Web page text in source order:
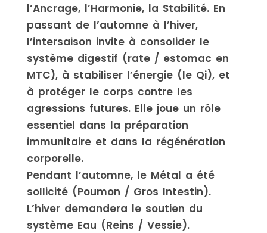
l’Ancrage, l’Harmonie, la Stabilité. En
passant de l’automne à l’hiver,
l’intersaison invite à consolider le
système digestif (rate / estomac en
MTC), à stabiliser l’énergie (le Qi), et
à protéger le corps contre les
agressions futures. Elle joue un rôle
essentiel dans la préparation
immunitaire et dans la régénération
corporelle.
Pendant l’automne, le Métal a été
sollicité (Poumon / Gros Intestin).
L’hiver demandera le soutien du
système Eau (Reins / Vessie).